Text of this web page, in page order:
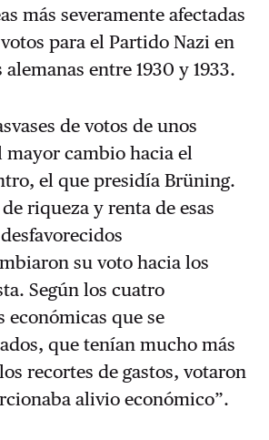
más severamente afectadas
para el Partido Nazi en
entre 1930 y 1933.
de votos de unos
mayor cambio hacia el
el que presidía Brüning.
riqueza y renta de esas
su voto hacia los
Según los cuatro
económicas que se
que tenían mucho más
recortes de gastos, votaron
alivio económico”.